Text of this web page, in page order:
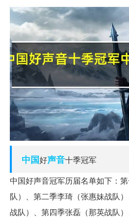
中国好声音十季冠军
中国好声音冠军历届名单如下：
队）、第二季李琦（张惠妹战队
战队）、第四季张磊（那英战队